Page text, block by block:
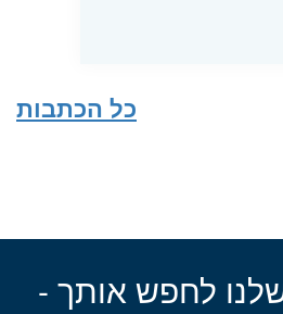
כל הכתבות
לחפש אותך -